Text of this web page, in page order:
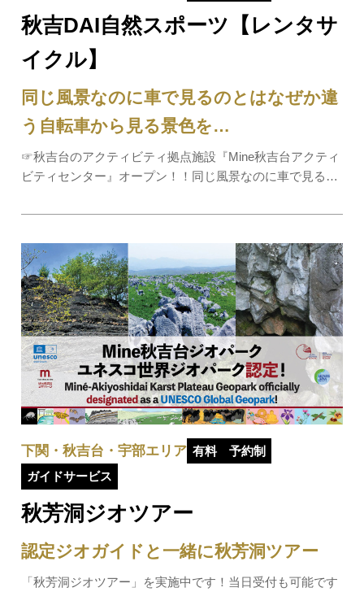
秋吉DAI自然スポーツ【レンタサ
イクル】
同じ風景なのに車で見るのとはなぜか違
う自転車から見る景色を…
☞秋吉台のアクティビティ拠点施設『Mine秋吉台アクティ
ビティセンター』オープン！！同じ風景なのに車で見るの
か。Mine秋吉台ジオパークセンター「カルスター」の近く
秋芳洞ジオツアー
認定ジオガイドと一緒に秋芳洞ツアー
「秋芳洞ジオツアー」を実施中です！当日受付も可能です
下関・秋吉台・宇部エリア 有料
予約制
ガイドサービス